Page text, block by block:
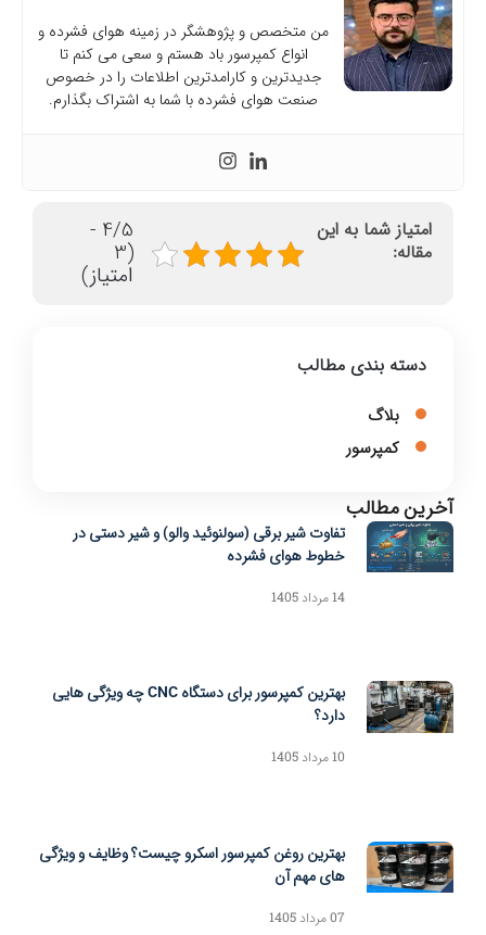
من متخصص و پژوهشگر در زمینه هوای فشرده و
انواع کمپرسور باد هستم و سعی می کنم تا
جدیدترین و کارامدترین اطلاعات را در خصوص
صنعت هوای فشرده با شما به اشتراک بگذارم.
امتیاز شما به این
مقاله:
4/5 -
(3
امتیاز)
دسته بندی مطالب
بلاگ
کمپرسور
آخرین مطالب
تفاوت شیر برقی (سولنوئید والو) و شیر دستی در
خطوط هوای فشرده
14 مرداد 1405
بهترین کمپرسور برای دستگاه CNC چه ویژگی هایی
دارد؟
10 مرداد 1405
بهترین روغن کمپرسور اسکرو چیست؟ وظایف و ویژگی
های مهم آن
07 مرداد 1405